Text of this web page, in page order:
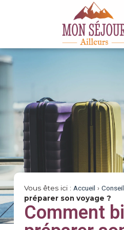
Vous êtes ici : Accueil ›
préparer son voyage ?
Comment